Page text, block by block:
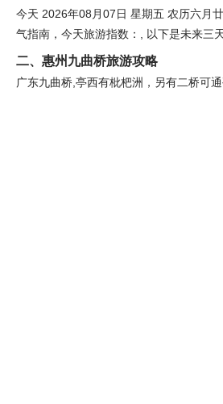
今天 2026年08月07日 星期五 农历六月
气指南，今天旅游指数：, 以下是未来三
二、惠州九曲桥旅游攻略
广东九曲桥,亭西有枇杷洲，另有二桥可